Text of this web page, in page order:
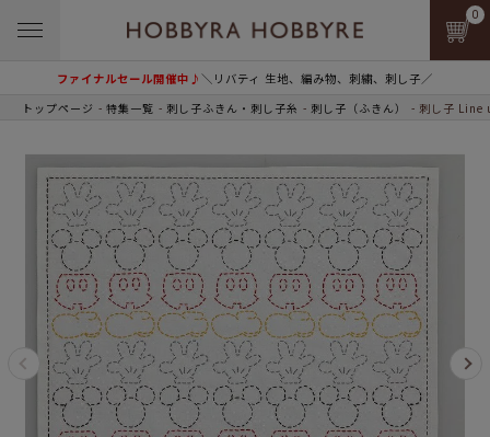
ファイナルセール開催中♪＼リバティ 生地、編み物、刺繍、刺し子／
0
トップページ 特集一覧 刺し子ふきん・刺し子糸 刺し子（ふきん） 刺し子 Line